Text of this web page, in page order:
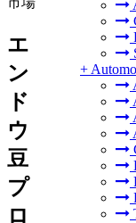
+
エ
ン
ド
ウ
豆
プ
ロ